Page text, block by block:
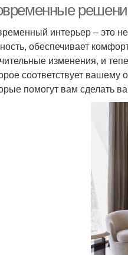
интерьер – это
обеспечивает
изменения, и
соответствует
помогут вам сделать